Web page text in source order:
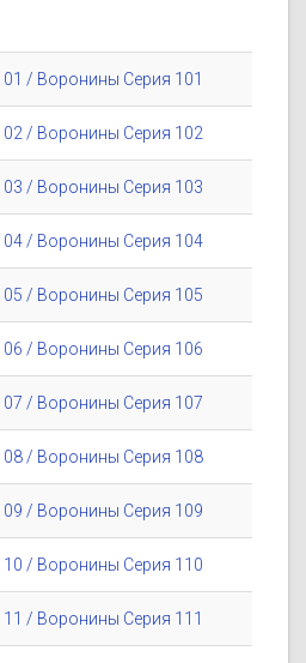
/ Воронины Серия 101
/ Воронины Серия 102
/ Воронины Серия 103
/ Воронины Серия 104
/ Воронины Серия 105
/ Воронины Серия 106
/ Воронины Серия 107
/ Воронины Серия 108
/ Воронины Серия 109
/ Воронины Серия 110
/ Воронины Серия 111